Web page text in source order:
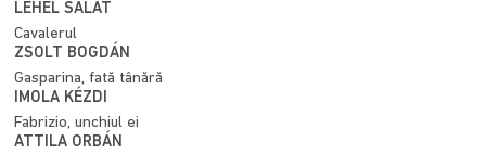
LEHEL SALAT
Cavalerul
ZSOLT BOGDÁN
Gasparina, fată tânără
IMOLA KÉZDI
Fabrizio, unchiul ei
ATTILA ORBÁN